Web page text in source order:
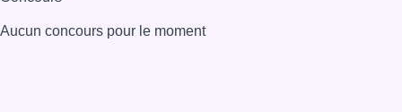
Aucun concours pour le moment